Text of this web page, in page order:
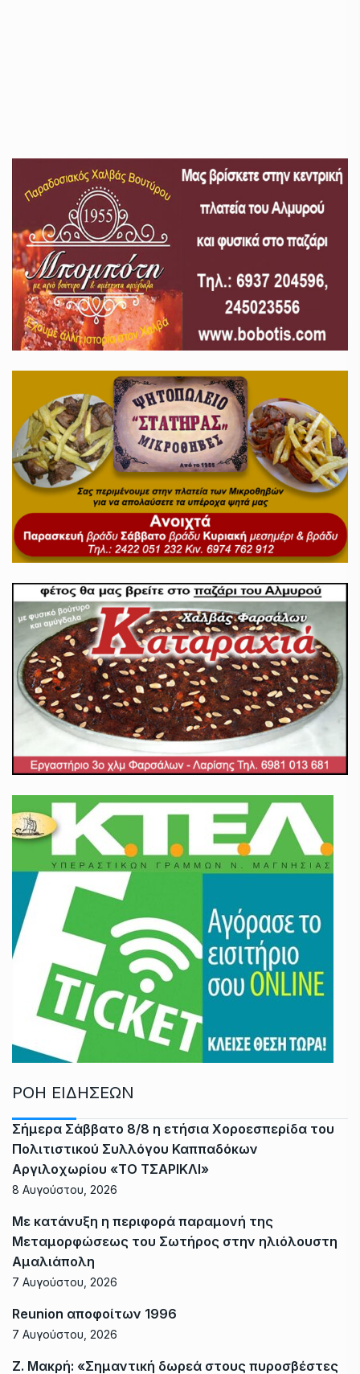
ΡΟΗ ΕΙΔΗΣΕΩΝ
Σήμερα Σάββατο 8/8 η ετήσια Χοροεσπερίδα του
Πολιτιστικού Συλλόγου Καππαδόκων
Αργιλοχωρίου «ΤΟ ΤΣΑΡΙΚΛΙ»
8 Αυγούστου, 2026
Με κατάνυξη η περιφορά παραμονή της
Μεταμορφώσεως του Σωτήρος στην ηλιόλουστη
Αμαλιάπολη
7 Αυγούστου, 2026
Reunion αποφοίτων 1996
7 Αυγούστου, 2026
Ζ. Μακρή: «Σημαντική δωρεά στους πυροσβέστες